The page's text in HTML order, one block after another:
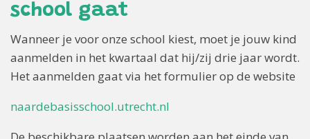
school gaat
Wanneer je voor onze school kiest, moet je jouw kind
aanmelden in het kwartaal dat hij/zij drie jaar wordt.
Het aanmelden gaat via het formulier op de website
naardebasisschool.utrecht.nl